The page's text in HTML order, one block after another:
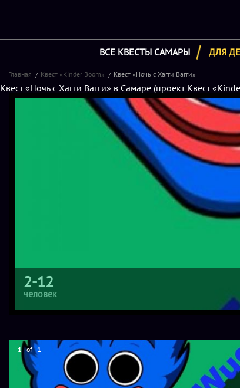
ВСЕ КВЕСТЫ САМАРЫ ДЛЯ
Главная Квест «Kinder Boom» Квест «Ночь с Хагги Вагги»
Квест «Ночь с Хагги Вагги» в Самаре (проект Квест
2-12
человек
1 of 1